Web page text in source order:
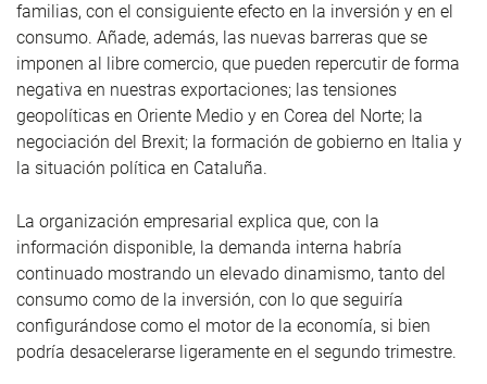
familias, con el consiguiente efecto en la inversión y en el
consumo. Añade, además, las nuevas barreras que se
imponen al libre comercio, que pueden repercutir de forma
negativa en nuestras exportaciones; las tensiones
geopolíticas en Oriente Medio y en Corea del Norte; la
negociación del Brexit; la formación de gobierno en Italia y
la situación política en Cataluña.
La organización empresarial explica que, con la
información disponible, la demanda interna habría
continuado mostrando un elevado dinamismo, tanto del
consumo como de la inversión, con lo que seguiría
configurándose como el motor de la economía, si bien
podría desacelerarse ligeramente en el segundo trimestre.